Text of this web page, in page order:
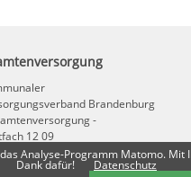
Brandenburg
-
12 09
Gransee
Analyse-Programm Matomo.
Dank dafür!
Datenschutz